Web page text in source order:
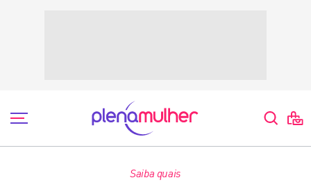
Saiba quais